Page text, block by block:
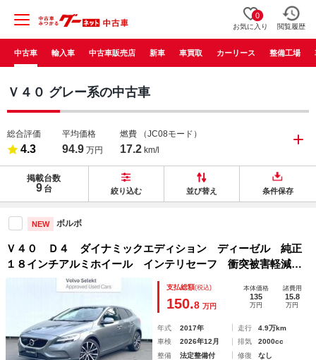
0
お気に入り 閲覧履歴
中古車 輸入車 中古車販売店 新車 車買取 カーリース 整備工場
Ｖ４０ グレー系の中古車
総合評価
4.3
平均価格
94.9 万円
燃費 （JC08モード）
17.2 km/l
掲載台数
9 台 絞り込む 並び替え 条件保存
NEW ボルボ
Ｖ４０ Ｄ４ ダイナミックエディション ディーゼル 純正
１８インチアルミホイール インテリセーフ 衝突被害軽減ブ
レーキ レーダークルーズ 純正７インチナビ 禁煙車 シー
トヒーター メモリー機能付きパワーシート Ｂｌｕｅｔｏｏ
支払総額(税込)
150.8 万円
本体価格
135
万円
諸費用
15.8
万円
年式 2017年 走行
4.9万km
車検
2026年12月 排気
2000cc
整備
法定整備付 修復
なし